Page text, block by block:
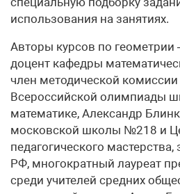
использования на занятиях.
Авторы курсов по геометрии
доцент кафедры
член методической
Всероссийской олимпиады
математике, Александр
московской школы №218 и
педагогического
РФ, многократный лауреат
среди учителей средних